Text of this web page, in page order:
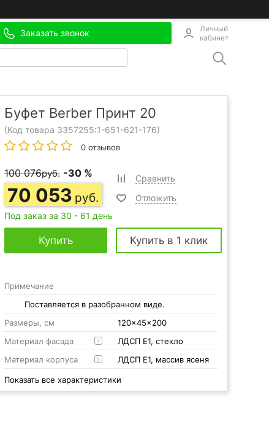
Заказать звонок
Личный
кабинет
Буфет Berber Принт 20
(Код товара 3357255:1-651-621-176)
0 отзывов
100 076руб. -30 %
70 053 руб.
Под заказ за 30 - 61 день
Сравнить
Отложить
Купить Купить в 1 клик
Примечание
Поставляется в разобранном виде.
Размеры, см
120x45x200
Материал фасада
?
ЛДСП Е1, стекло
Материал корпуса
? ЛДСП Е1, массив ясеня
Показать все характеристики